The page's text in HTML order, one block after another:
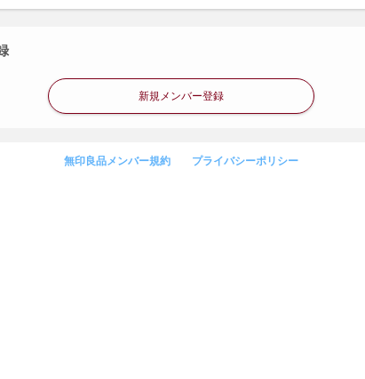
新規メンバー登録
無印良品メンバー規約 プライバシーポリシー